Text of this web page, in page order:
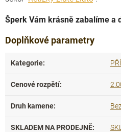
Šperk Vám krásně zabalíme a
Doplňkové parametry
Kategorie:
Cenové rozpětí:
Druh kamene:
SKLADEM NA PRODEJNĚ: